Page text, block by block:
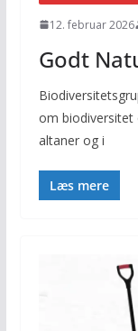
12. februar 2026
Godt
om biodiversitet
altaner og i
Læs mere